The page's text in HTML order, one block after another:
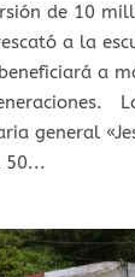
de 10
a la
a
general
50...